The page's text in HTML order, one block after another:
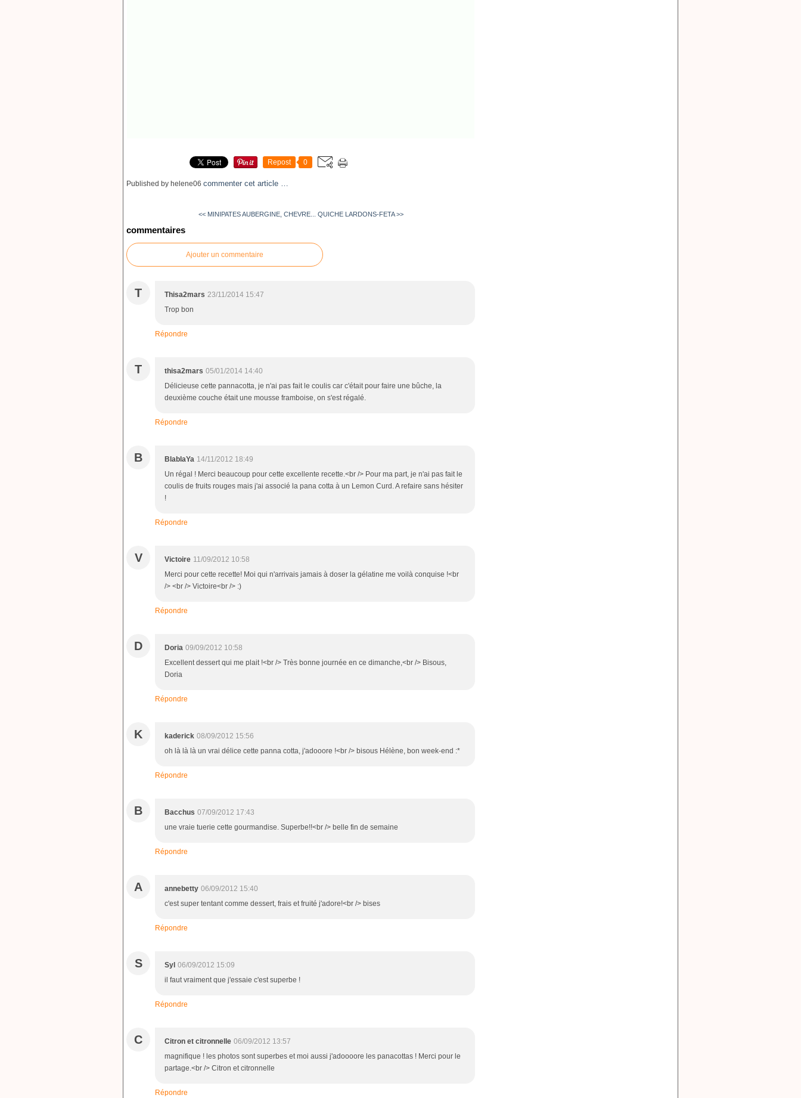
Repost 0
Published by helene06 commenter cet article …
<< MINIPATES AUBERGINE, CHEVRE... QUICHE LARDONS-FETA >>
commentaires
Ajouter un commentaire
T Thisa2mars 23/11/2014 15:47
Trop bon
Répondre
T thisa2mars 05/01/2014 14:40
Délicieuse cette pannacotta, je n'ai pas fait le coulis car c'était pour faire une bûche, la
deuxième couche était une mousse framboise, on s'est régalé.
Répondre
B BlablaYa 14/11/2012 18:49
Un régal ! Merci beaucoup pour cette excellente recette.<br /> Pour ma part, je n'ai pas fait le
coulis de fruits rouges mais j'ai associé la pana cotta à un Lemon Curd. A refaire sans hésiter
!
Répondre
V Victoire 11/09/2012 10:58
Merci pour cette recette! Moi qui n'arrivais jamais à doser la gélatine me voilà conquise !<br
/> <br /> Victoire<br /> :)
Répondre
D Doria 09/09/2012 10:58
Excellent dessert qui me plait !<br /> Très bonne journée en ce dimanche,<br /> Bisous,
Doria
Répondre
K kaderick 08/09/2012 15:56
oh là là là un vrai délice cette panna cotta, j'adooore !<br /> bisous Hélène, bon week-end :*
Répondre
B Bacchus 07/09/2012 17:43
une vraie tuerie cette gourmandise. Superbe!!<br /> belle fin de semaine
Répondre
A annebetty 06/09/2012 15:40
c'est super tentant comme dessert, frais et fruité j'adore!<br /> bises
Répondre
S Syl 06/09/2012 15:09
il faut vraiment que j'essaie c'est superbe !
Répondre
C Citron et citronnelle 06/09/2012 13:57
magnifique ! les photos sont superbes et moi aussi j'adoooore les panacottas ! Merci pour le
partage.<br /> Citron et citronnelle
Répondre